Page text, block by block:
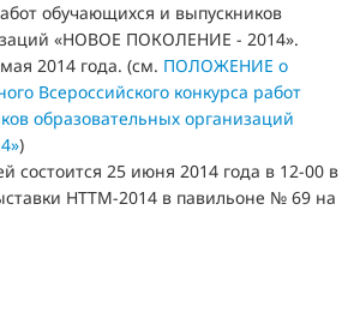
обучающихся и выпускников
«НОВОЕ ПОКОЛЕНИЕ - 2014».
2014 года. (см. ПОЛОЖЕНИЕ о
Всероссийского конкурса работ
образовательных организаций
)
состоится 25 июня 2014 года в 12-00 в
НТТМ-2014 в павильоне № 69 на